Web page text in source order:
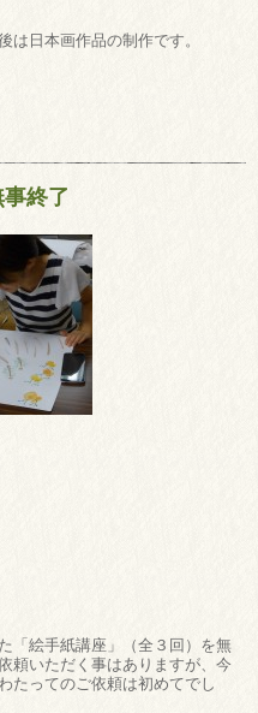
は日本画作品の制作です。
終了
「絵手紙講座」（全３回）を無
頼いただく事はありますが、今
たってのご依頼は初めてでし